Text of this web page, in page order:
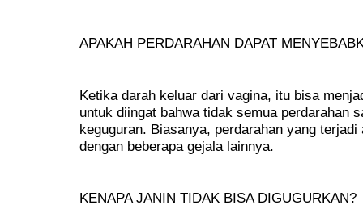
APAKAH PERDARAHAN DAPAT
Ketika darah keluar dari vagina, itu bisa
untuk diingat bahwa tidak semua perdarahan
keguguran. Biasanya, perdarahan yang
dengan beberapa gejala lainnya.
KENAPA JANIN TIDAK BISA DIGUGURKAN?